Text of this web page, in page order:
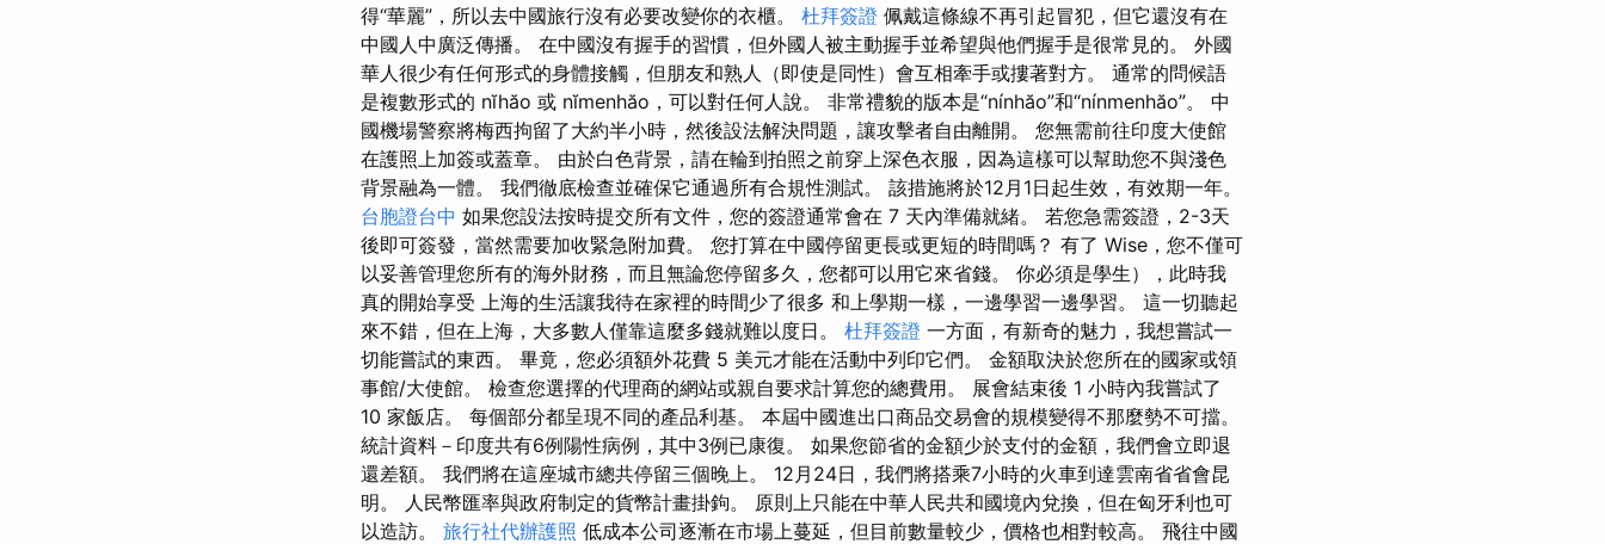
得“華麗”，所以去中國旅行沒有必要改變你的衣櫃。 杜拜簽證 佩戴這條線不再引起冒犯，但它還沒有在
中國人中廣泛傳播。 在中國沒有握手的習慣，但外國人被主動握手並希望與他們握手是很常見的。 外國
華人很少有任何形式的身體接觸，但朋友和熟人（即使是同性）會互相牽手或摟著對方。 通常的問候語
是複數形式的 nĭhăo 或 nĭmenhăo，可以對任何人說。 非常禮貌的版本是“nínhăo”和“nínmenhăo”。 中
國機場警察將梅西拘留了大約半小時，然後設法解決問題，讓攻擊者自由離開。 您無需前往印度大使館
在護照上加簽或蓋章。 由於白色背景，請在輪到拍照之前穿上深色衣服，因為這樣可以幫助您不與淺色
背景融為一體。 我們徹底檢查並確保它通過所有合規性測試。 該措施將於12月1日起生效，有效期一年。
台胞證台中 如果您設法按時提交所有文件，您的簽證通常會在 7 天內準備就緒。 若您急需簽證，2-3天
後即可簽發，當然需要加收緊急附加費。 您打算在中國停留更長或更短的時間嗎？ 有了 Wise，您不僅可
以妥善管理您所有的海外財務，而且無論您停留多久，您都可以用它來省錢。 你必須是學生），此時我
真的開始享受 上海的生活讓我待在家裡的時間少了很多 和上學期一樣，一邊學習一邊學習。 這一切聽起
來不錯，但在上海，大多數人僅靠這麼多錢就難以度日。 杜拜簽證 一方面，有新奇的魅力，我想嘗試一
切能嘗試的東西。 畢竟，您必須額外花費 5 美元才能在活動中列印它們。 金額取決於您所在的國家或領
事館/大使館。 檢查您選擇的代理商的網站或親自要求計算您的總費用。 展會結束後 1 小時內我嘗試了
10 家飯店。 每個部分都呈現不同的產品利基。 本屆中國進出口商品交易會的規模變得不那麼勢不可擋。
統計資料－印度共有6例陽性病例，其中3例已康復。 如果您節省的金額少於支付的金額，我們會立即退
還差額。 我們將在這座城市總共停留三個晚上。 12月24日，我們將搭乘7小時的火車到達雲南省省會昆
明。 人民幣匯率與政府制定的貨幣計畫掛鉤。 原則上只能在中華人民共和國境內兌換，但在匈牙利也可
以造訪。 旅行社代辦護照 低成本公司逐漸在市場上蔓延，但目前數量較少，價格也相對較高。 飛往中國